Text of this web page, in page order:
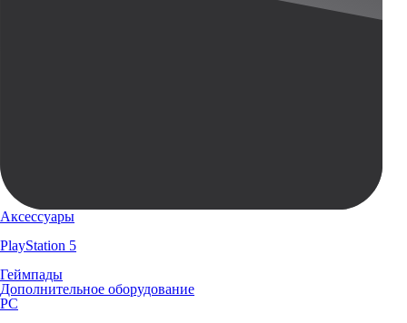
Аксессуары
PlayStation 5
Геймпады
Дополнительное оборудование
PC